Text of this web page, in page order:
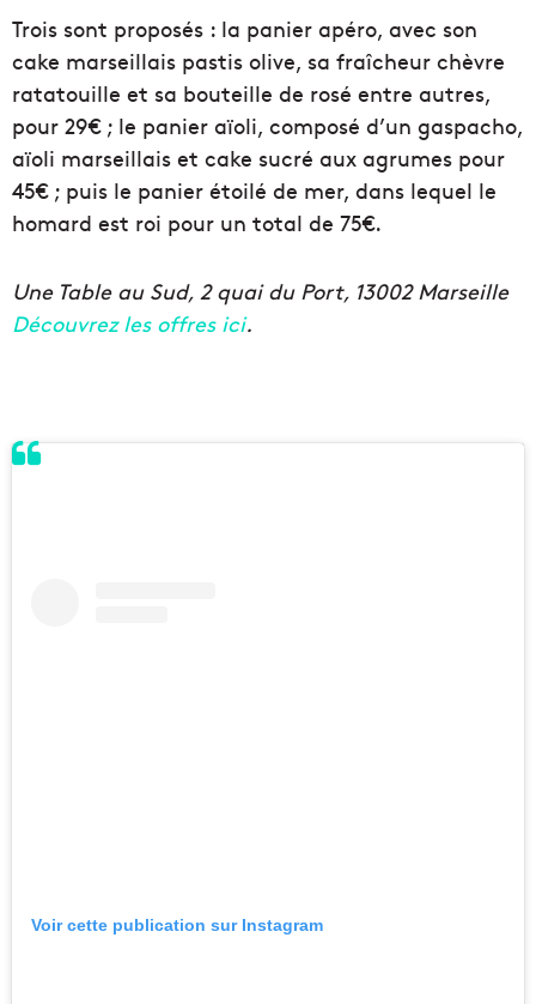
Trois sont proposés : la panier apéro, avec son
cake marseillais pastis olive, sa fraîcheur chèvre
ratatouille et sa bouteille de rosé entre autres,
pour 29€ ; le panier aïoli, composé d’un gaspacho,
aïoli marseillais et cake sucré aux agrumes pour
45€ ; puis le panier étoilé de mer, dans lequel le
homard est roi pour un total de 75€.
Une Table au Sud, 2 quai du Port, 13002 Marseille
Découvrez les offres ici.
Voir cette publication sur Instagram